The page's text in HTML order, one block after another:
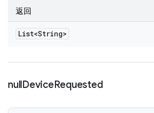
返回
List<String>
nullDeviceRequested